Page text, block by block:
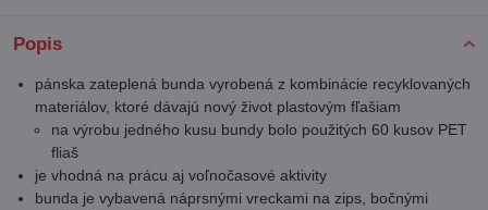
Popis
pánska zateplená bunda vyrobená z kombinácie recyklovaných
materiálov, ktoré dávajú nový život plastovým fľašiam
na výrobu jedného kusu bundy bolo použitých 60 kusov PET
fliaš
je vhodná na prácu aj voľnočasové aktivity
bunda je vybavená náprsnými vreckami na zips, bočnými